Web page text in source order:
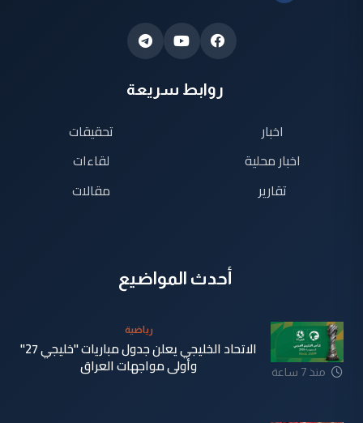
روابط سريعة
اخبار
اخبار محلية
تقارير
تحقيقات
لقاءات
مقالات
أحدث المواضيع
منذ 7 ساعة
رياضية
الاتحاد الخليجي يعلن جدول مباريات "خليجي 27"
وأولى مواجهات العراق